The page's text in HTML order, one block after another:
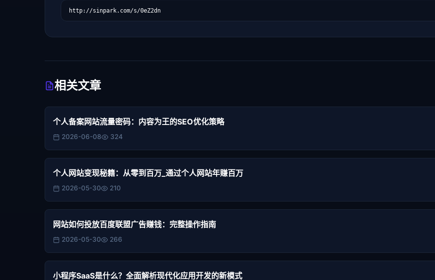
相关文章
个人备案网站流量密码：内容为王的SEO优化策略
2026-06-08 324
个人网站变现秘籍：从零到百万_通过个人网站年赚百万
2026-05-30 210
网站如何投放百度联盟广告赚钱：完整操作指南
2026-05-30 266
小程序SaaS是什么？全面解析现代化应用开发的新模式